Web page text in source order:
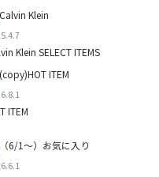
Klein SELECT ITEMS
ITEM